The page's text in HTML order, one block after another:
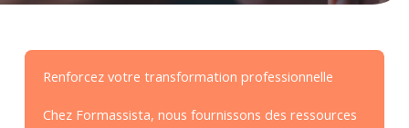
Renforcez votre transformation professionnelle
Chez Formassista, nous fournissons des ressources